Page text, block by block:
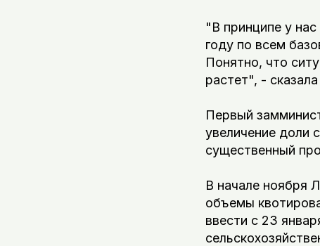
"В принципе у
году по всем
Понятно, что
растет", -
Первый
увеличение доли
существенный
В начале ноября
объемы
ввести с 23